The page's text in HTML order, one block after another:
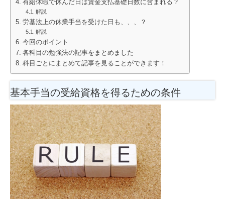
有給休暇で休んだ日は賃金支払基礎日数に含まれる？
解説
労基法上の休業手当を受けた日も、、、？
解説
今回のポイント
各科目の勉強法の記事をまとめました
科目ごとにまとめて記事を見ることができます！
基本手当の受給資格を得るための条件